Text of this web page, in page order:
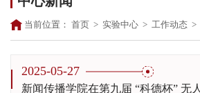
当前位置： 首页 > 实验中心 > 工作动态 >
2025-05-27